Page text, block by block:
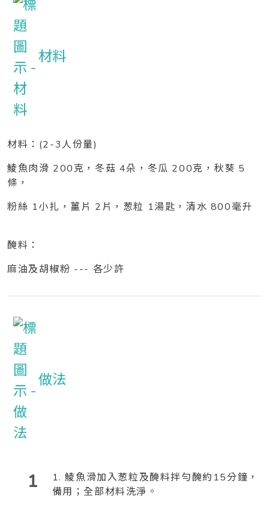
材料
材料：(2-3人份量)
鯪魚肉滑 200克，冬菇 4朵，冬瓜 200克，秋葵 5
條，
粉絲 1小扎，薑片 2片，葱粒 1湯匙，清水 800毫升
醃料：
麻油及胡椒粉 --- 各少許
做法
1
1. 鯪魚滑加入葱粒及醃料拌勻醃約15分鐘，
備用；全部材料洗淨。